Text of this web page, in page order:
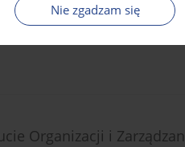
Nie zgadzam się
Organizacji i